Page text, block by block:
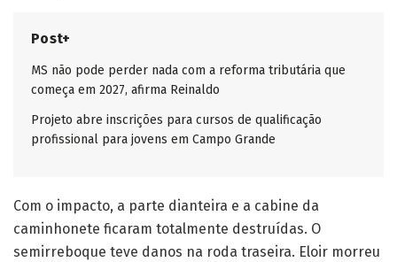
Post+
MS não pode perder nada com a reforma tributária que
começa em 2027, afirma Reinaldo
Projeto abre inscrições para cursos de qualificação
profissional para jovens em Campo Grande
Com o impacto, a parte dianteira e a cabine da
caminhonete ficaram totalmente destruídas. O
semirreboque teve danos na roda traseira. Eloir morreu